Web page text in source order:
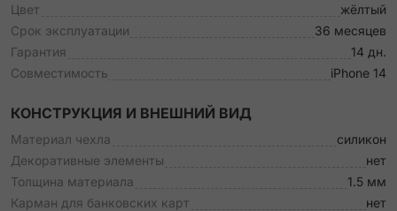
Цвет
жёлтый
Срок эксплуатации
36 месяцев
Гарантия
14 дн.
Совместимость
iPhone 14
КОНСТРУКЦИЯ И ВНЕШНИЙ ВИД
Материал чехла
силикон
Декоративные элементы
нет
Толщина материала
1.5 мм
Карман для банковских карт
нет